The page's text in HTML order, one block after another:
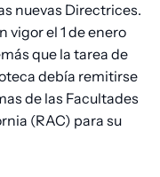
nuevas Directrices.
vigor el 1 de enero
que la tarea de
debía remitirse
de las Facultades
(RAC) para su